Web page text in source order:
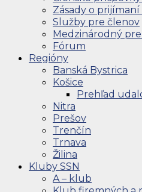
Zásady o
Služby pre členov
Medzinárodný
Fórum
Regióny
Banská Bystrica
Košice
Prehľad
Nitra
Prešov
Trenčín
Trnava
Žilina
Kluby SSN
A – klub